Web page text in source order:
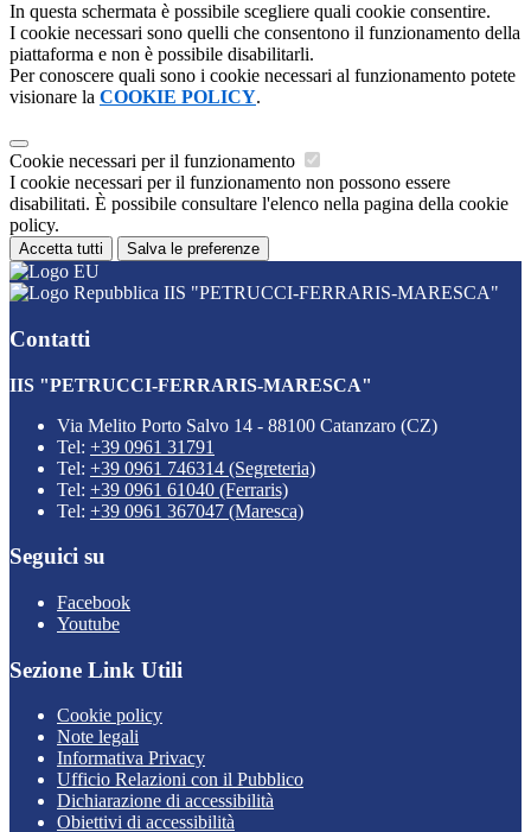
In questa schermata è possibile scegliere quali cookie consentire.
I cookie necessari sono quelli che consentono il funzionamento della
piattaforma e non è possibile disabilitarli.
Per conoscere quali sono i cookie necessari al funzionamento potete
visionare la COOKIE POLICY.
Cookie necessari per il funzionamento
I cookie necessari per il funzionamento non possono essere
disabilitati. È possibile consultare l'elenco nella pagina della cookie
policy.
Accetta tutti Salva le preferenze
IIS "PETRUCCI-FERRARIS-MARESCA"
Contatti
IIS "PETRUCCI-FERRARIS-MARESCA"
Via Melito Porto Salvo 14 - 88100 Catanzaro (CZ)
Tel: +39 0961 31791
Tel: +39 0961 746314 (Segreteria)
Tel: +39 0961 61040 (Ferraris)
Tel: +39 0961 367047 (Maresca)
Seguici su
Facebook
Youtube
Sezione Link Utili
Cookie policy
Note legali
Informativa Privacy
Ufficio Relazioni con il Pubblico
Dichiarazione di accessibilità
Obiettivi di accessibilità